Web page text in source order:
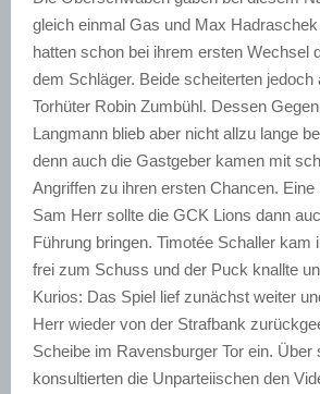
gleich einmal Gas und Max Hadraschek
hatten schon bei ihrem ersten Wechsel
dem Schläger. Beide scheiterten jedoch
Torhüter Robin Zumbühl. Dessen
Langmann blieb aber nicht allzu lange
denn auch die Gastgeber kamen mit
Angriffen zu ihren ersten Chancen. Eine
Sam Herr sollte die GCK Lions dann
Führung bringen. Timotée Schaller kam
frei zum Schuss und der Puck knallte
Kurios: Das Spiel lief zunächst weiter
Herr wieder von der Strafbank
Scheibe im Ravensburger Tor ein. Über
konsultierten die Unparteiischen den